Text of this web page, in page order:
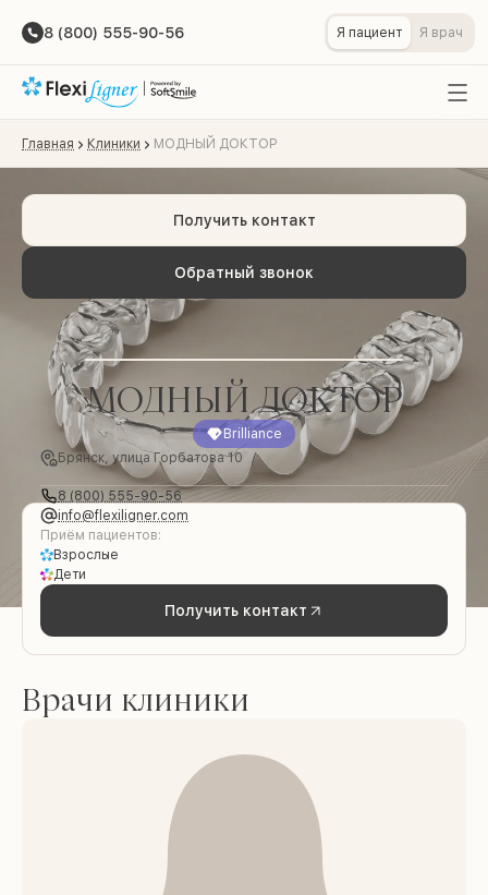
8 (800) 555-90-56 Я пациент Я врач
Главная Клиники МОДНЫЙ ДОКТОР
Обратный звонок
Получить контакт
МОДНЫЙ ДОКТОР
Brilliance
Брянск, улица Горбатова 10
8 (800) 555-90-56
info@flexiligner.com
Приём пациентов:
Взрослые
Дети
Получить контакт
Врачи клиники